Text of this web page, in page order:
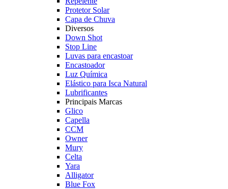
Protetor Solar
Capa de Chuva
Diversos
Down Shot
Stop Line
Luvas para encastoar
Encastoador
Luz Química
Elástico para Isca Natural
Lubrificantes
Principais Marcas
Glico
Capella
CCM
Owner
Mury
Celta
Yara
Alligator
Blue Fox